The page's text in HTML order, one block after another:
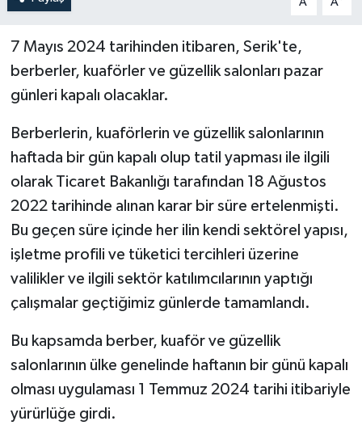
7 Mayıs 2024 tarihinden itibaren, Serik'te,
berberler, kuaförler ve güzellik salonları pazar
günleri kapalı olacaklar.
Berberlerin, kuaförlerin ve güzellik salonlarının
haftada bir gün kapalı olup tatil yapması ile ilgili
olarak Ticaret Bakanlığı tarafından 18 Ağustos
2022 tarihinde alınan karar bir süre ertelenmişti.
Bu geçen süre içinde her ilin kendi sektörel yapısı,
işletme profili ve tüketici tercihleri üzerine
valilikler ve ilgili sektör katılımcılarının yaptığı
çalışmalar geçtiğimiz günlerde tamamlandı.
Bu kapsamda berber, kuaför ve güzellik
salonlarının ülke genelinde haftanın bir günü kapalı
olması uygulaması 1 Temmuz 2024 tarihi itibariyle
yürürlüğe girdi.